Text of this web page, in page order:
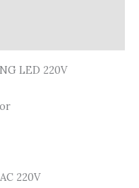
LED 220V
220V